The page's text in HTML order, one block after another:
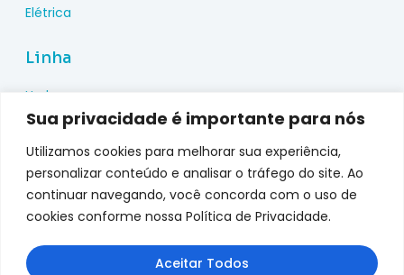
Sua privacidade é importante para nós
Utilizamos cookies para melhorar sua experiência,
personalizar conteúdo e analisar o tráfego do site. Ao
continuar navegando, você concorda com o uso de
cookies conforme nossa Política de Privacidade.
Aceitar Todos
Elétrica
Linha
Hydac
Wika
Pepperl Fuchs
Metal Work
Metalplan
Top Fusion
Genebre